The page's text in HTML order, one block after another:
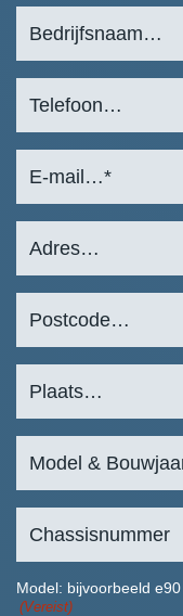
Model: bijvoorbeeld
(Vereist)